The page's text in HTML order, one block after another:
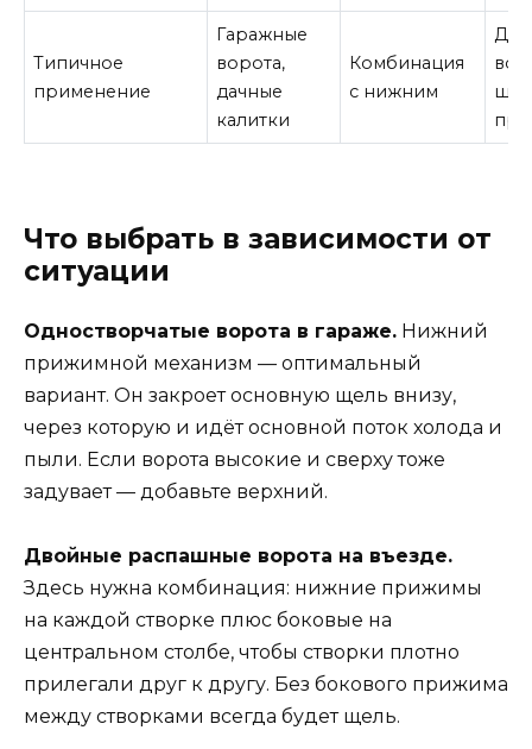
Типичное
применение
Гаражные
ворота,
дачные
калитки
Комбинация
с нижним
Что выбрать в зависимости от
ситуации
Одностворчатые ворота в гараже. Нижний
прижимной механизм — оптимальный
вариант. Он закроет основную щель внизу,
через которую и идёт основной поток холода и
пыли. Если ворота высокие и сверху тоже
задувает — добавьте верхний.
Двойные распашные ворота на въезде.
Здесь нужна комбинация: нижние прижимы
на каждой створке плюс боковые на
центральном столбе, чтобы створки плотно
прилегали друг к другу. Без бокового прижима
между створками всегда будет щель.